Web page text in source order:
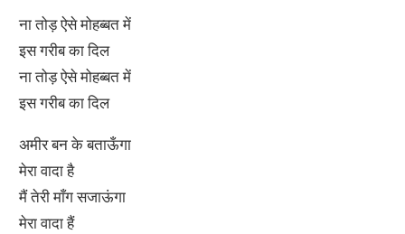
ना तोड़ ऐसे मोहब्बत में
इस गरीब का दिल
ना तोड़ ऐसे मोहब्बत में
इस गरीब का दिल
अमीर बन के बताऊँगा
मेरा वादा है
मैं तेरी माँग सजाऊंगा
मेरा वादा हैं